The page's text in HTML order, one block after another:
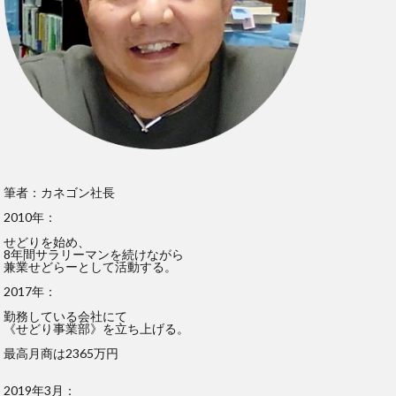
筆者：カネゴン社長
2010年：
せどりを始め、
8年間サラリーマンを続けながら
兼業せどらーとして活動する。
2017年：
勤務している会社にて
《せどり事業部》を立ち上げる。
最高月商は2365万円
2019年3月：